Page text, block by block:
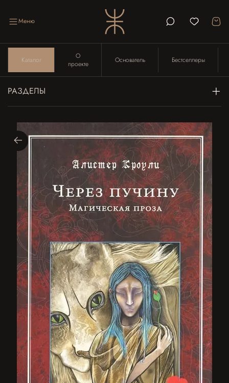
Меню
Каталог
О
проекте
Основатель Бестселлеры
РАЗДЕЛЫ